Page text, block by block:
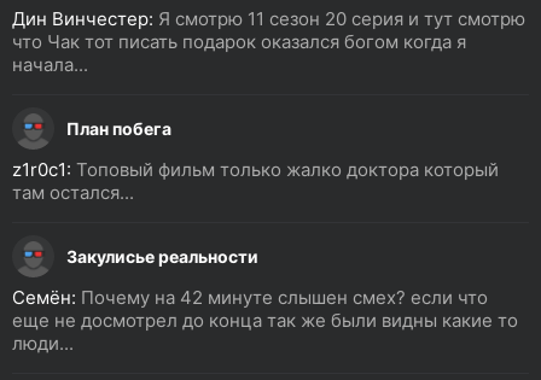
Дин Винчестер: Я смотрю 11 сезон 20 серия и тут смотрю
что Чак тот писать подарок оказался богом когда я
начала...
План побега
z1r0c1: Топовый фильм только жалко доктора который
там остался...
Закулисье реальности
Семён: Почему на 42 минуте слышен смех? если что
еще не досмотрел до конца так же были видны какие то
люди...